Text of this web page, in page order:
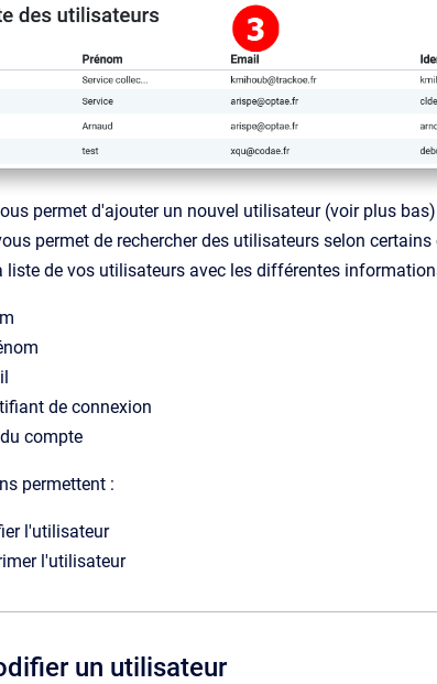
permet d'ajouter un nouvel utilisateur (voir plus bas)
permet de rechercher des utilisateurs selon certains
liste de vos utilisateurs avec les différentes
de connexion
compte
permettent :
l'utilisateur
l'utilisateur
un utilisateur